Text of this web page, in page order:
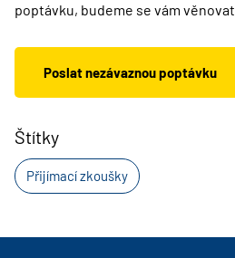
poptávku, budeme se vám věnovat.
Poslat nezávaznou poptávku
Štítky
Přijímací zkoušky